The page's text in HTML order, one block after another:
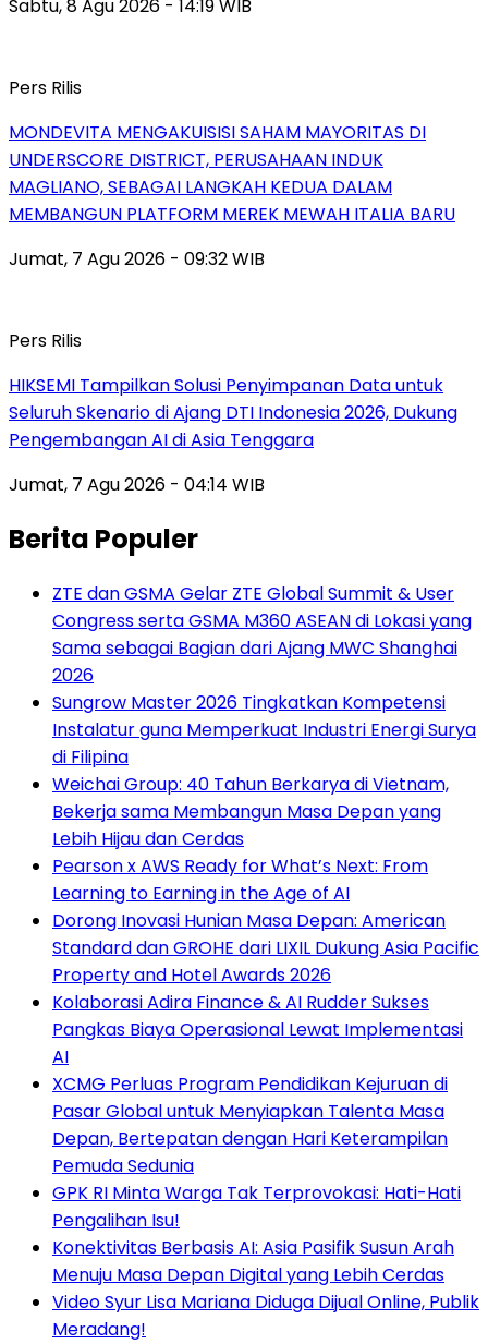
Sabtu, 8 Agu 2026 - 14:19 WIB
Pers Rilis
MONDEVITA MENGAKUISISI SAHAM MAYORITAS DI
UNDERSCORE DISTRICT, PERUSAHAAN INDUK
MAGLIANO, SEBAGAI LANGKAH KEDUA DALAM
MEMBANGUN PLATFORM MEREK MEWAH ITALIA BARU
Jumat, 7 Agu 2026 - 09:32 WIB
Pers Rilis
HIKSEMI Tampilkan Solusi Penyimpanan Data untuk
Seluruh Skenario di Ajang DTI Indonesia 2026, Dukung
Pengembangan AI di Asia Tenggara
Jumat, 7 Agu 2026 - 04:14 WIB
Berita Populer
ZTE dan GSMA Gelar ZTE Global Summit & User
Congress serta GSMA M360 ASEAN di Lokasi yang
Sama sebagai Bagian dari Ajang MWC Shanghai
2026
Sungrow Master 2026 Tingkatkan Kompetensi
Instalatur guna Memperkuat Industri Energi Surya
di Filipina
Weichai Group: 40 Tahun Berkarya di Vietnam,
Bekerja sama Membangun Masa Depan yang
Lebih Hijau dan Cerdas
Pearson x AWS Ready for What’s Next: From
Learning to Earning in the Age of AI
Dorong Inovasi Hunian Masa Depan: American
Standard dan GROHE dari LIXIL Dukung Asia Pacific
Property and Hotel Awards 2026
Kolaborasi Adira Finance & AI Rudder Sukses
Pangkas Biaya Operasional Lewat Implementasi
AI
XCMG Perluas Program Pendidikan Kejuruan di
Pasar Global untuk Menyiapkan Talenta Masa
Depan, Bertepatan dengan Hari Keterampilan
Pemuda Sedunia
GPK RI Minta Warga Tak Terprovokasi: Hati-Hati
Pengalihan Isu!
Konektivitas Berbasis AI: Asia Pasifik Susun Arah
Menuju Masa Depan Digital yang Lebih Cerdas
Video Syur Lisa Mariana Diduga Dijual Online, Publik
Meradang!